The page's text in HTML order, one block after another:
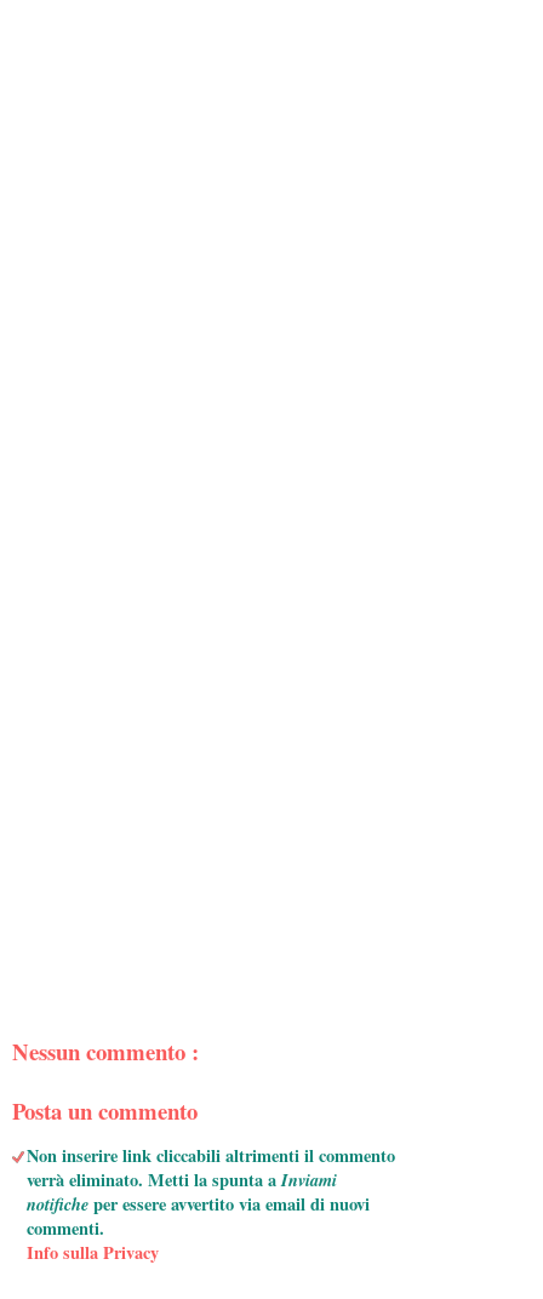
Nessun commento :
Posta un commento
Non inserire link cliccabili altrimenti il commento
verrà eliminato. Metti la spunta aInviami
notificheper essere avvertito via email di nuovi
commenti.
Info sulla Privacy